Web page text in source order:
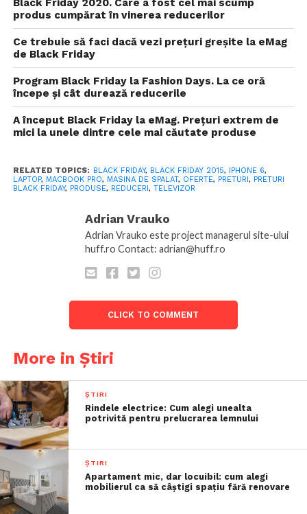
Black Friday 2020. Care a fost cel mai scump
produs cumpărat în vinerea reducerilor
Ce trebuie să faci dacă vezi prețuri greșite la eMag
de Black Friday
Program Black Friday la Fashion Days. La ce oră
începe și cât durează reducerile
A început Black Friday la eMag. Prețuri extrem de
mici la unele dintre cele mai căutate produse
RELATED TOPICS: BLACK FRIDAY, BLACK FRIDAY 2015, IPHONE 6,
LAPTOP, MACBOOK PRO, MASINA DE SPALAT, OFERTE, PRETURI, PRETURI
BLACK FRIDAY, PRODUSE, REDUCERI, TELEVIZOR
Adrian Vrauko
Adrian Vrauko este project managerul site-ului
huff.ro Contact: adrian@huff.ro
CLICK TO COMMENT
More in Știri
ȘTIRI
Rindele electrice: Cum alegi unealta
potrivită pentru prelucrarea lemnului
ȘTIRI
Apartament mic, dar locuibil: cum alegi
mobilierul ca să câștigi spațiu fără renovare